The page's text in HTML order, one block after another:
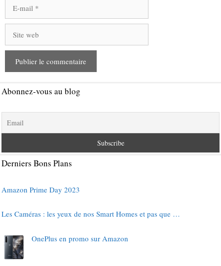
mail
web
Abonnez-vous au blog
Derniers Bons Plans
Amazon Prime Day 2023
Les Caméras : les yeux de nos Smart Homes et pas que …
OnePlus en promo sur Amazon